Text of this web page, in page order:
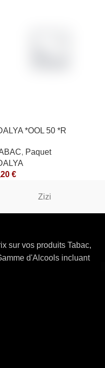
*OOL 50 *R
, Paquet
€
Zizi
sur vos produits Tabac,
d'Alcools incluant